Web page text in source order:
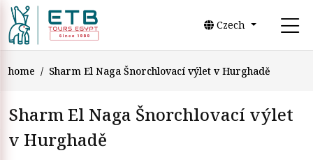
Czech
home Sharm El Naga Šnorchlovací výlet v Hurghadě
Sharm El Naga Šnorchlovací výlet
v Hurghadě